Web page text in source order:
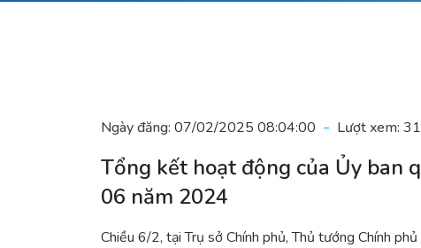
Ngày đăng: 07/02/2025 08:04:00 Lượt xem:
Tổng kết hoạt động của Ủy ban
06 năm 2024
Chiều 6/2, tại Trụ sở Chính phủ, Thủ tướng Chính